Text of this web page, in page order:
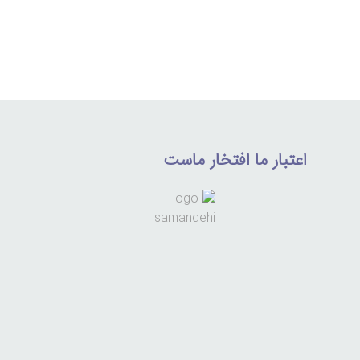
اعتبار ما افتخار ماست